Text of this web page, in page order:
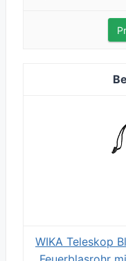
WIKA Teleskop